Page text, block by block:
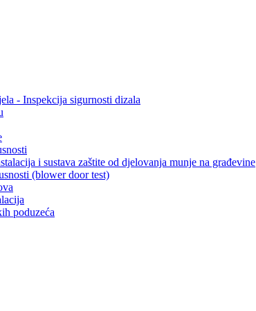
- Inspekcija sigurnosti dizala
i sustava zaštite od djelovanja munje na građevine
(blower door test)
poduzeća